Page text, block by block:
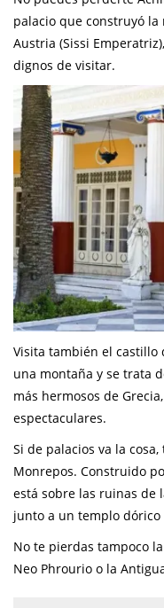
palacio que construyó
Austria (Sissi
dignos de visitar.
Visita también el castillo
una montaña y se trata
más hermosos de
espectaculares.
Si de palacios va la
Monrepos. Construido
está sobre las ruinas de
junto a un templo dórico
No te pierdas tampoco
Neo Phrourio o la